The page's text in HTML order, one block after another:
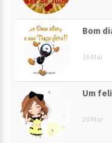
Bom
16 Mai
Um
20 Mar